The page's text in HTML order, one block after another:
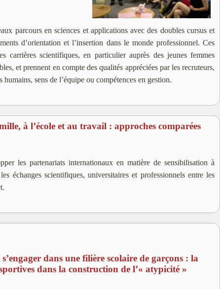
parcours en sciences et applications avec des doubles cursus et
d’orientation et l’insertion dans le monde professionnel. Ces
carrières scientifiques, en particulier auprès des jeunes femmes
et prennent en compte des qualités appréciées par les recruteurs,
sens de l’équipe ou compétences en gestion.
à l’école et au travail : approches comparées
les partenariats internationaux en matière de sensibilisation à
échanges scientifiques, universitaires et professionnels entre les
dans une filière scolaire de garçons : la
dans la construction de l’« atypicité »